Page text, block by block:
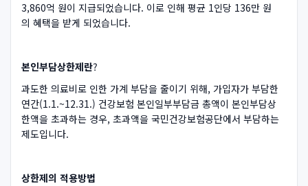
3,860억 원이 지급되었습니다. 이로 인해 평균 1인당 136만 원
의 혜택을 받게 되었습니다.
본인부담상한제란?
과도한 의료비로 인한 가계 부담을 줄이기 위해, 가입자가 부담한
연간(1.1.~12.31.) 건강보험 본인일부부담금 총액이 본인부담상
한액을 초과하는 경우, 초과액을 국민건강보험공단에서 부담하는
제도입니다.
상한제의 적용방법